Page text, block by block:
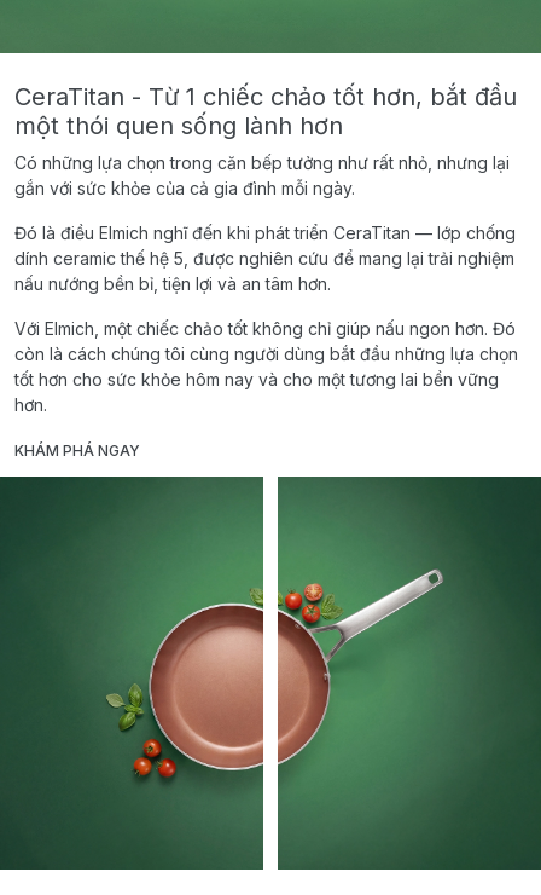
CeraTitan - Từ 1 chiếc chảo tốt hơn, bắt đầu
một thói quen sống lành hơn
Có những lựa chọn trong căn bếp tưởng như rất nhỏ, nhưng lại
gắn với sức khỏe của cả gia đình mỗi ngày.
Đó là điều Elmich nghĩ đến khi phát triển CeraTitan — lớp chống
dính ceramic thế hệ 5, được nghiên cứu để mang lại trải nghiệm
nấu nướng bền bỉ, tiện lợi và an tâm hơn.
Với Elmich, một chiếc chảo tốt không chỉ giúp nấu ngon hơn. Đó
còn là cách chúng tôi cùng người dùng bắt đầu những lựa chọn
tốt hơn cho sức khỏe hôm nay và cho một tương lai bền vững
hơn.
KHÁM PHÁ NGAY